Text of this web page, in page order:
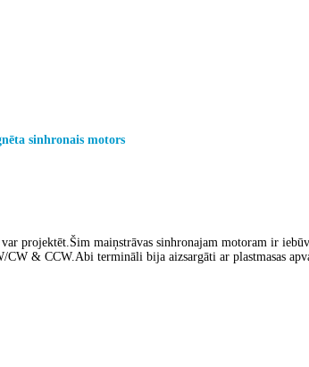
sinhronais motors
var projektēt.Šim maiņstrāvas sinhronajam motoram ir
& CCW.Abi termināli bija aizsargāti ar plastmasas